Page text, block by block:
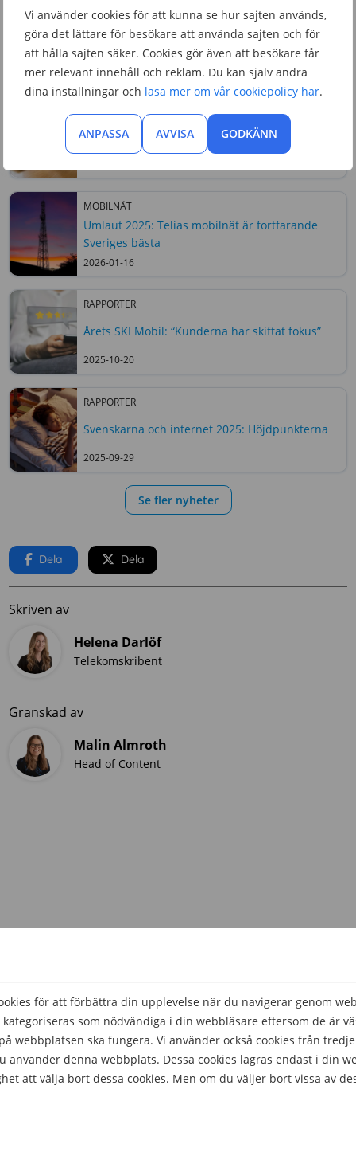
Vi använder cookies för att kunna se hur sajten används,
göra det lättare för besökare att använda sajten och för
att hålla sajten säker. Cookies gör även att besökare får
mer relevant innehåll och reklam. Du kan själv ändra
dina inställningar och läsa mer om vår cookiepolicy här.
ANPASSA AVVISA GODKÄNN
för att förbättra din upplevelse när du navigerar genom
kategoriseras som nödvändiga i din webbläsare eftersom de är
webbplatsen ska fungera. Vi använder också cookies från
använder denna webbplats. Dessa cookies lagras endast i din
att välja bort dessa cookies. Men om du väljer bort vissa av
uppgifter via telefon, aldrig dela lösenord eller
bankuppgifter och undvika att klicka på länkar i
oväntade/okända sms och mejl.
Senaste nyheterna
Ny PTS-rapport: Rusning i 5G-näten och allt fler
vill ha gigabit-bredband
MOBILNÄT
Umlaut 2025: Telias mobilnät är fortfarande
Sveriges bästa
2026-01-16
RAPPORTER
Årets SKI Mobil: “Kunderna har skiftat fokus”
2025-10-20
RAPPORTER
Svenskarna och internet 2025: Höjdpunkterna
2025-09-29
Se fler nyheter
Dela Dela
Skriven av
Helena Darlöf
Telekomskribent
Granskad av
Malin Almroth
Head of Content